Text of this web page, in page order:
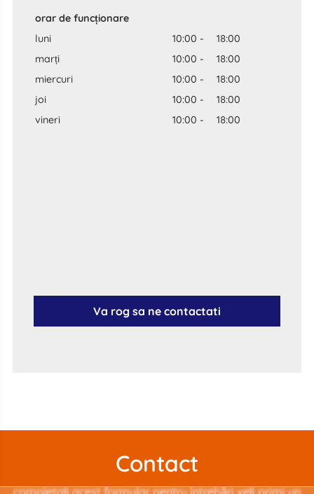
orar de funcționare
luni
10:00 -
18:00
marți
10:00 -
18:00
miercuri
10:00 -
18:00
joi
10:00 -
18:00
vineri
10:00 - 18:00
Va rog sa ne contactati
Contact
completați acest formular pentru întrebări veți primi un